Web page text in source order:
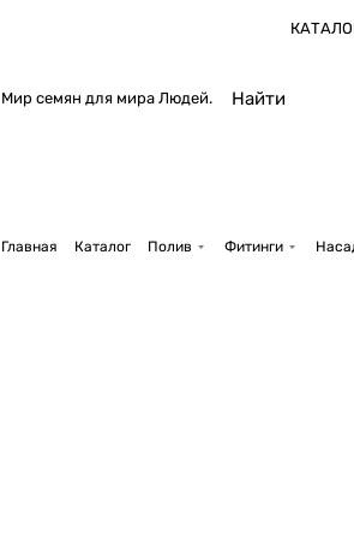
Мир семян для мира Людей.
Главная Каталог Полив Фитинги